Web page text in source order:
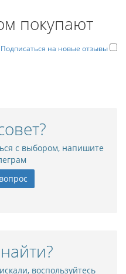
покупают
Подписаться на новые отзывы
с выбором, напишите
воспользуйтесь